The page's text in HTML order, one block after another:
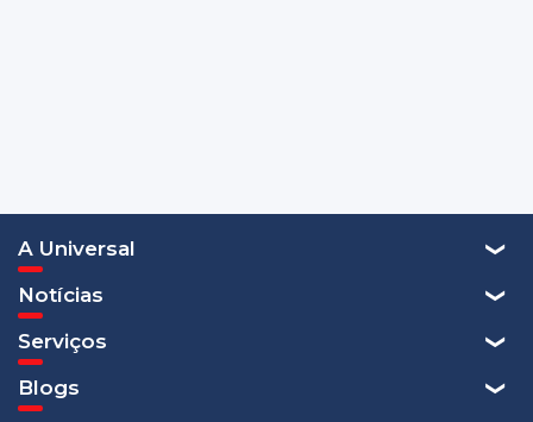
A Universal
Notícias
Serviços
Blogs